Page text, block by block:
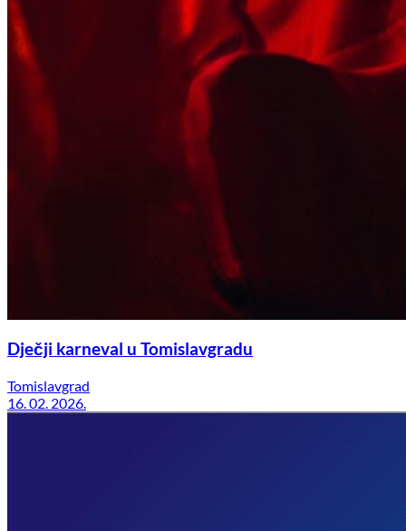
Dječji karneval u Tomislavgradu
Tomislavgrad
16. 02. 2026.